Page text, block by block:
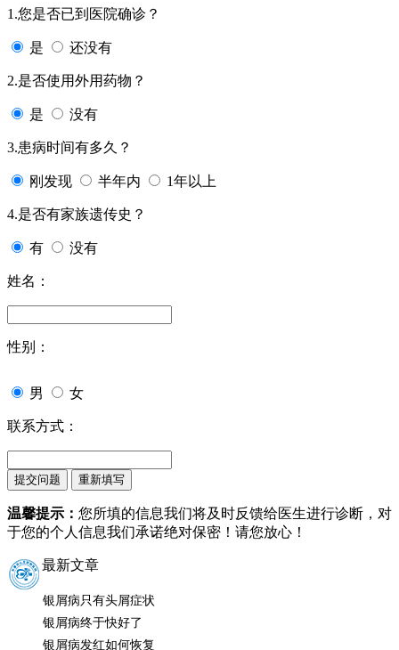
1.您是否已到医院确诊？
是 还没有
2.是否使用外用药物？
是 没有
3.患病时间有多久？
刚发现 半年内 1年以上
4.是否有家族遗传史？
有 没有
姓名：
性别：
男 女
联系方式：
温馨提示： 您所填的信息我们将及时反馈给医生进行诊断，对
于您的个人信息我们承诺绝对保密！请您放心！
最新文章
银屑病只有头屑症状
银屑病终于快好了
银屑病发红如何恢复